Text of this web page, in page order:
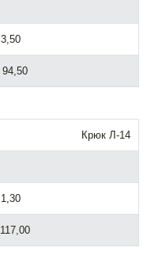
3,50
94,50
Крюк Л-14
1,30
117,00